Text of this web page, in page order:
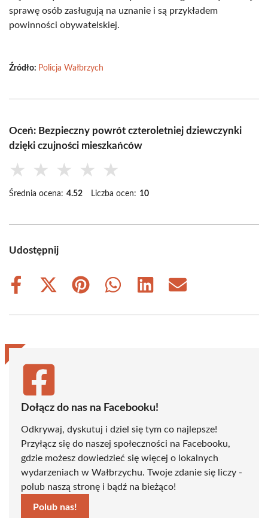
sprawę osób zasługują na uznanie i są przykładem
powinności obywatelskiej.
Źródło: Policja Wałbrzych
Oceń: Bezpieczny powrót czteroletniej dziewczynki
dzięki czujności mieszkańców
★ ★ ★ ★ ★
Średnia ocena: 4.52 Liczba ocen: 10
Udostępnij
Share
Share
(Twitter)
Share
Share
Share
Share
Dołącz do nas na Facebooku!
Odkrywaj, dyskutuj i dziel się tym co najlepsze!
Przyłącz się do naszej społeczności na Facebooku,
gdzie możesz dowiedzieć się więcej o lokalnych
wydarzeniach w Wałbrzychu. Twoje zdanie się liczy -
polub naszą stronę i bądź na bieżąco!
Polub nas!